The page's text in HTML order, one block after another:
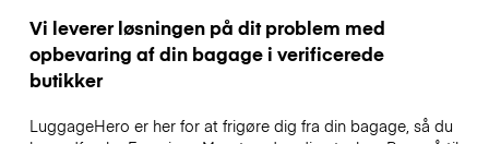
Vi leverer løsningen på dit problem med
opbevaring af din bagage i verificerede
butikker
LuggageHero er her for at frigøre dig fra din bagage, så du